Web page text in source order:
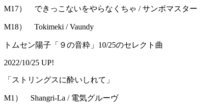
M17） できっこないをやらなくちゃ / サンボマスター
M18） Tokimeki / Vaundy
トムセン陽子「９の音粋」10/25のセレクト曲
2022/10/25 UP!
「ストリングスに酔いしれて」
M1） Shangri-La / 電気グルーヴ